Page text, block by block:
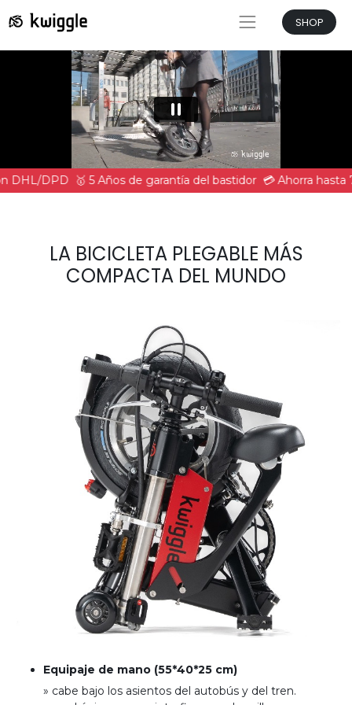
SHOP
DHL/DPD 🥇 5 Años de garantía del bastidor 💳 Ahorra hasta
LA BICICLETA PLEGABLE MÁS
COMPACTA DEL MUNDO
Equipaje de mano (55*40*25 cm)
» cabe bajo los asientos del autobús y del tren.